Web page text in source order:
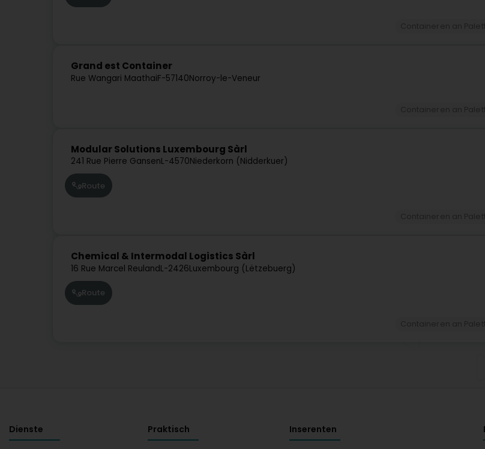
Grand est Container
Rue Wangari MaathaiF-57140Norroy-le-Veneur
Modular Solutions Luxembourg Sàrl
241 Rue Pierre GansenL-4570Niederkorn (Nidderkuer)
Route
Chemical & Intermodal Logistics Sàrl
16 Rue Marcel ReulandL-2426Luxembourg (Lëtzebuerg)
Route
Dienste Praktisch Inserenten